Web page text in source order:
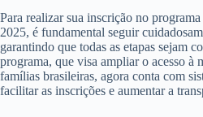
Para realizar sua inscrição no
2025, é fundamental seguir
garantindo que todas as etapas sejam
programa, que visa ampliar o acesso à
famílias brasileiras, agora conta com
facilitar as inscrições e aumentar a